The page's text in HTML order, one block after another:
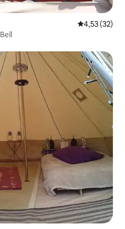
Évaluation
4,53 (32)
La tente Valley Furnished Bell